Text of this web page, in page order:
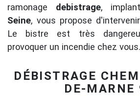
ramonage debistrage,
Seine, vous propose
Le bistre est très
provoquer un incendie chez vous.
DÉBISTRAGE
DE-MARNE